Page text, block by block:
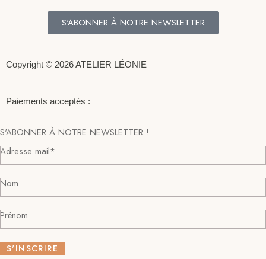
S'ABONNER À NOTRE NEWSLETTER
Copyright © 2026 ATELIER LÉONIE
Paiements acceptés :
S'ABONNER À NOTRE NEWSLETTER !
Adresse mail*
Nom
Prénom